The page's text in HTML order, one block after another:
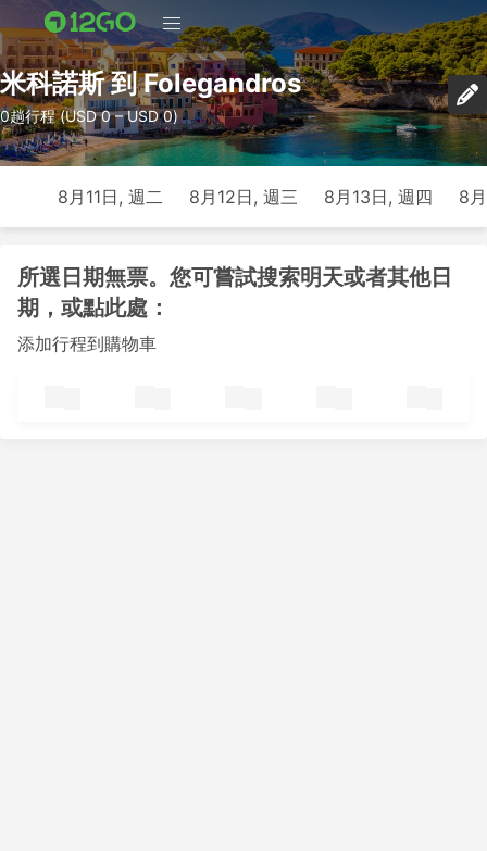
米科諾斯 到 Folegandros
0趟行程 (USD 0 – USD 0)
8月11日, 週二 8月12日, 週三 8月13日, 週四 8
所選日期無票。您可嘗試搜索明天或者其他日
期，或點此處：
添加行程到購物車